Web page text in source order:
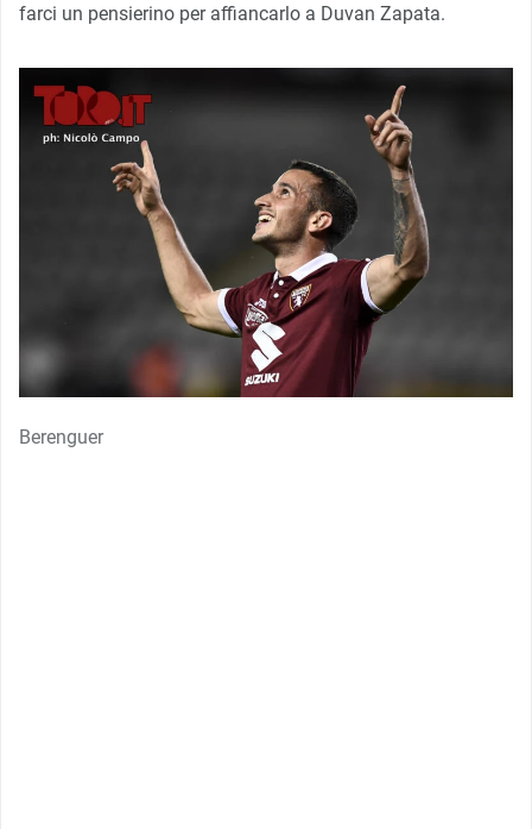
farci un pensierino per affiancarlo a Duvan Zapata.
Berenguer